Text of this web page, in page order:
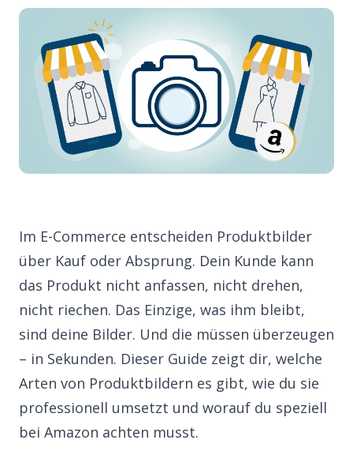
Im E-Commerce entscheiden Produktbilder
über Kauf oder Absprung. Dein Kunde kann
das Produkt nicht anfassen, nicht drehen,
nicht riechen. Das Einzige, was ihm bleibt,
sind deine Bilder. Und die müssen überzeugen
– in Sekunden. Dieser Guide zeigt dir, welche
Arten von Produktbildern es gibt, wie du sie
professionell umsetzt und worauf du speziell
bei Amazon achten musst.